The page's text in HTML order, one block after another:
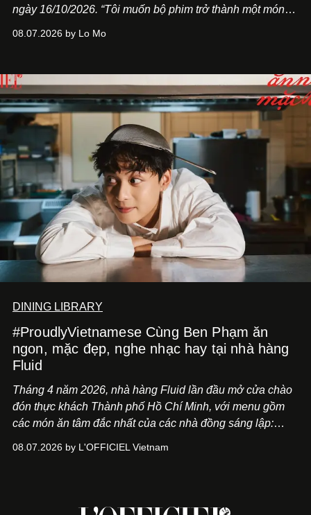
ngày 16/10/2026. “Tôi muốn bộ phim trở thành một món
Việt Nam”, NSX Will Vũ cho biết.
08.07.2026 by Lo Mo
DINING LIBRARY
#ProudlyVietnamese Cùng Ben Phạm ăn
ngon, mặc đẹp, nghe nhạc hay tại nhà hàng
Fluid
Tháng 4 năm 2026, nhà hàng Fluid lần đầu mở cửa chào
đón thực khách Thành phố Hồ Chí Minh, với menu gồm
các món ăn tâm đắc nhất của các nhà đồng sáng lập:
món ăn đa dạng từ Á đến Âu nhanh chóng được yêu thích
08.07.2026 by L'OFFICIEL Vietnam